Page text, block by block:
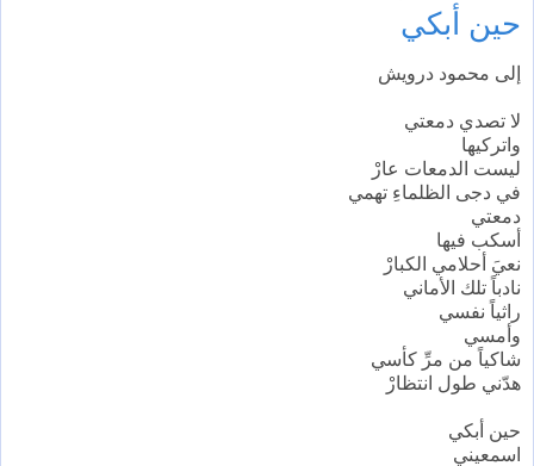
حين أبكي
إلى محمود درويش
لا تصدي دمعتي
واتركيها
ليست الدمعات عارْ
في دجى الظلماءِ تهمي
دمعتي
أسكب فيها
نعيَ أحلامي الكبارْ
نادباً تلك الأماني
راثياً نفسي
وأمسي
شاكياً من مرِّ كأسي
هدّني طول انتظارْ
حين أبكي
اسمعيني